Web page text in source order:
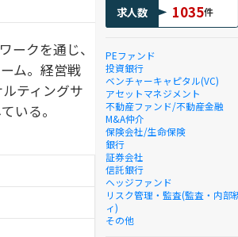
ークを通じ、
ム。経営戦
ティングサ
いる。
求人数 1035件
PEファンド
投資銀行
ベンチャーキャピタル(VC)
アセットマネジメント
不動産ファンド/不動産金融
M&A仲介
保険会社/生命保険
銀行
証券会社
信託銀行
ヘッジファンド
リスク管理・監査(監査・内部
ィ)
その他